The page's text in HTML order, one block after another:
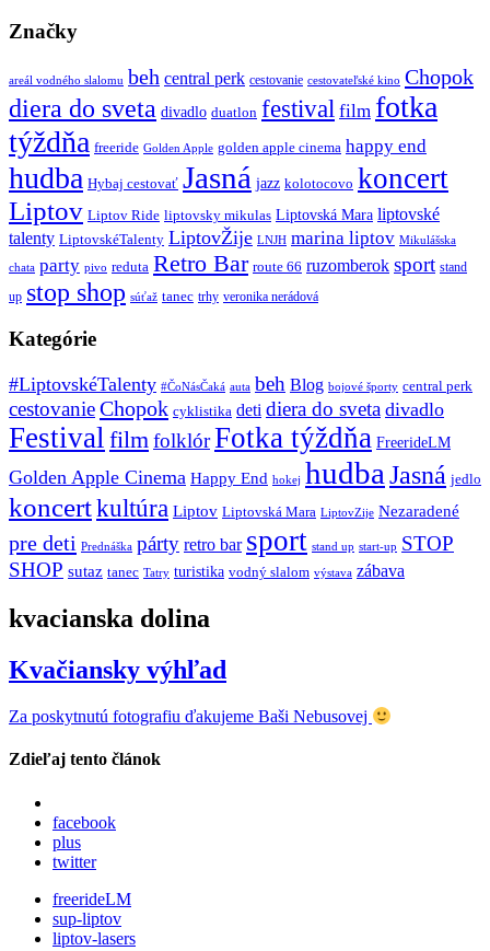
Značky
areál vodného slalomu beh central perk cestovanie cestovateľské kino Chopok
diera do sveta divadlo duatlon festival film fotka
týždňa freeride Golden Apple golden apple cinema happy end
hudba Hybaj cestovať Jasná jazz kolotocovo koncert
Liptov Liptov Ride liptovsky mikulas Liptovská Mara liptovské
talenty LiptovskéTalenty LiptovŽije LNJH marina liptov Mikulášska
chata party pivo reduta Retro Bar route 66 ruzomberok sport stand
up stop shop súťaž tanec trhy veronika nerádová
Kategórie
#LiptovskéTalenty #ČoNásČaká auta beh Blog bojové športy central perk
cestovanieChopok cyklistika deti diera do sveta divadlo
Festival filmfolklórFotka týždňa FreerideLM
Golden Apple Cinema Happy End hokej hudba Jasná jedlo
koncertkultúra Liptov Liptovská Mara LiptovZije Nezaradené
pre deti Prednáška párty retro bar sport stand up start-up STOP
SHOP sutaz tanec Tatry turistika vodný slalom výstava zábava
kvacianska dolina
Kvačiansky výhľad
Za poskytnutú fotografiu ďakujeme Baši Nebusovej
Zdieľaj tento článok
facebook
plus
twitter
freerideLM
sup-liptov
liptov-lasers